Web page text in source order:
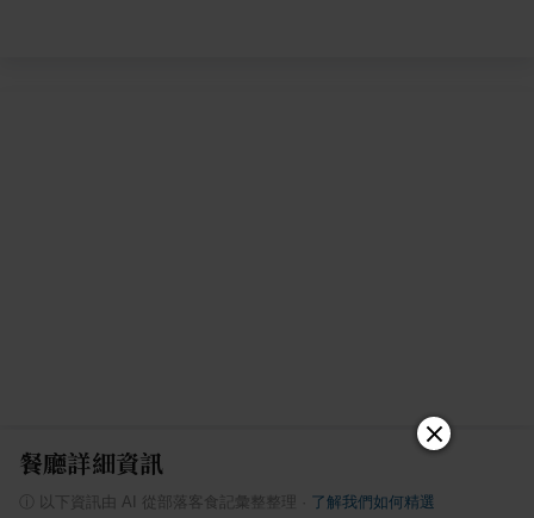
餐廳詳細資訊
以下資訊由 AI 從部落客食記彙整整理 了解我們如何精選